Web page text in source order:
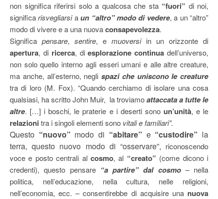
non significa riferirsi solo a qualcosa che sta “fuori” di noi,
significarisvegliarsiaun “altro” modo di vedere, a un “altro”
modo di vivere e a una nuovaconsapevolezza.
Significa pensare, sentire, e muoversiin un orizzonte di
apertura, di ricerca, diesplorazione continua dell’universo,
non solo quello interno agli esseri umani e alle altre creature,
ma anche, all’esterno, negli spazi che uniscono le creature
tra di loro (M. Fox). “Quando cerchiamo di isolare una cosa
qualsiasi, ha scritto John Muir, la troviamoattaccata a tutte le
altre. […] i boschi, le praterie e i deserti sono un’unità, e le
relazioni tra i singoli elementi sono vitali e familiari”.
Questo “nuovo” modo di “abitare” e “custodire” la
terra, questo nuovo modo di “osservare”, riconoscendo
voce e posto centrali al cosmo, al “creato” (come dicono i
credenti), questo pensare “a partire” dal cosmo– nella
politica, nell’educazione, nella cultura, nelle religioni,
nell’economia, ecc. – consentirebbe di acquisire una nuova